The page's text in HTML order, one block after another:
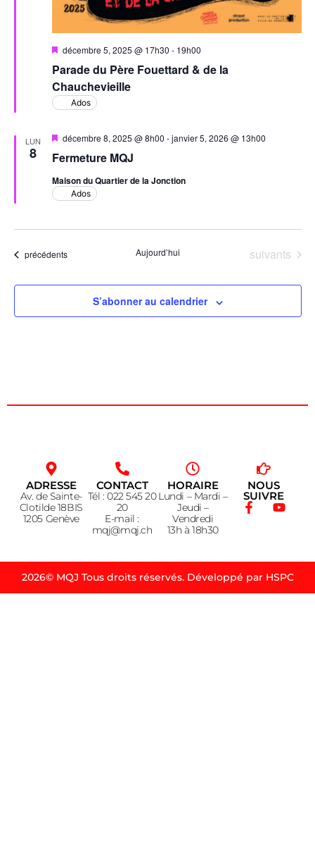
Parade du Père Fouettard & de la
Chauchevieille
Mis
avant
décembre 5, 2025 @ 17h30 - 19h00
Ados
LUN
8 Fermeture MQJ
Mis
avant
décembre 8, 2025 @ 8h00 -janvier 5, 2026 @ 13h00
Maison du Quartier de la Jonction
Ados
Évènements
précédents Aujourd’hui Évènements
suivants
S’abonner au calendrier
ADRESSE
Av. de Sainte-
Clotilde 18BIS
1205 Genève
CONTACT
Tél : 022 545 20
20
E-mail :
mqj@mqj.ch
HORAIRE
Lundi – Mardi –
Jeudi –
Vendredi
13h à 18h30
NOUS
SUIVRE
2026© MQJ Tous droits réservés. Développé par HSPC